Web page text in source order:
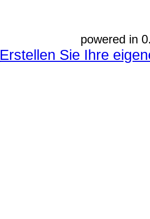
powered in
Erstellen Sie Ihre